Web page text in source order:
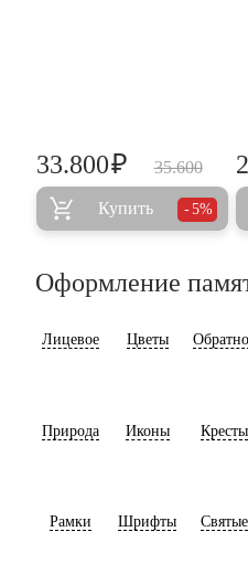
35.600
33.800₽
Купить 5%
Оформление
Лицевое Цветы
Природа Иконы Кресты
Рамки Шрифты Святые